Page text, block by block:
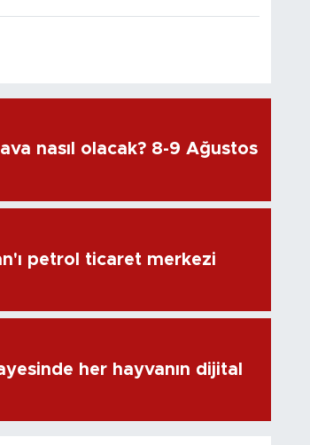
nasıl olacak? 8-9 Ağustos
petrol ticaret merkezi
her hayvanın dijital